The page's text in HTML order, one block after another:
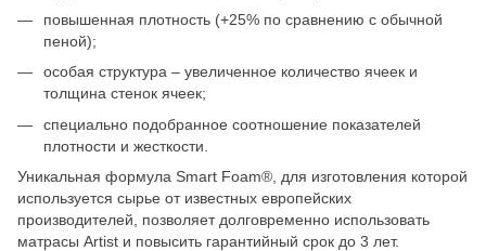
повышенная плотность (+25% по сравнению с обычной
пеной);
особая структура – увеличенное количество ячеек и
толщина стенок ячеек;
специально подобранное соотношение показателей
плотности и жесткости.
Уникальная формула Smart Foam®, для изготовления которой
используется сырье от известных европейских
производителей, позволяет долговременно использовать
матрасы Artist и повысить гарантийный срок до 3 лет.